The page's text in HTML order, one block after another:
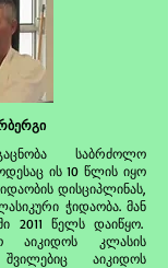
საბრძოლო
ის 10 წლის იყო
დისციპლინას,
ჭიდაობა. მან
2011 წელს დაიწყო.
აიკიდოს კლასის
აიკიდოს